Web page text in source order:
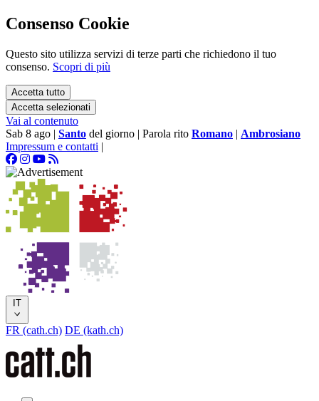
Consenso Cookie
Questo sito utilizza servizi di terze parti che richiedono il tuo
consenso. Scopri di più
Accetta tutto
Accetta selezionati
Vai al contenuto
Sab 8 ago | Santo del giorno | Parola rito Romano | Ambrosiano
Impressum e contatti |
IT
FR (cath.ch) DE (kath.ch)